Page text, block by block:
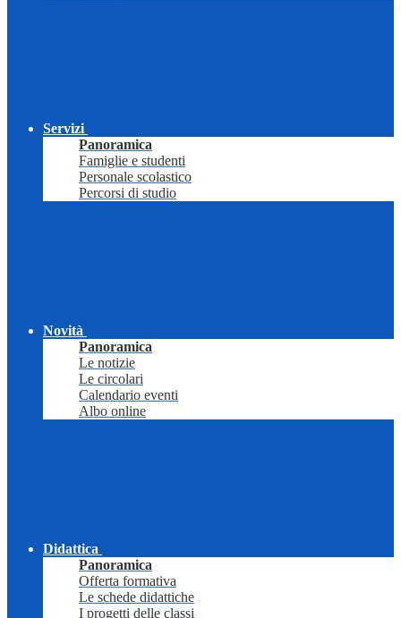
Servizi
Panoramica
Famiglie e studenti
Personale scolastico
Percorsi di studio
Novità
Panoramica
Le notizie
Le circolari
Calendario eventi
Albo online
Didattica
Panoramica
Offerta formativa
Le schede didattiche
I progetti delle classi